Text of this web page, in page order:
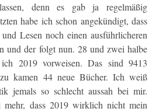
denn es gab ja regelmäßig
habe ich schon angekündigt, dass
Lesen noch einen ausführlicheren
und der folgt nun. 28 und zwei halbe
2019 vorweisen. Das sind 9413
kamen 44 neue Bücher. Ich weiß
jemals so schlecht aussah bei mir.
mehr, dass 2019 wirklich nicht mein